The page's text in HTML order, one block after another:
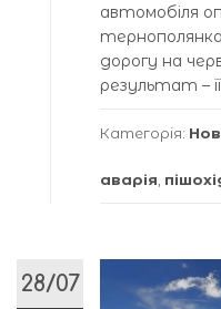
автомобіля
дорогу на
результат –
Категорія:
аварія
28/07